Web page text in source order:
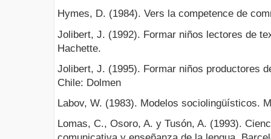
Hymes, D. (1984). Vers la competence de
Jolibert, J. (1992). Formar niños lectores de
Hachette.
Jolibert, J. (1995). Formar niños productores
Chile: Dolmen
Labov, W. (1983). Modelos sociolingüísticos.
Lomas, C., Osoro, A. y Tusón, A. (1993).